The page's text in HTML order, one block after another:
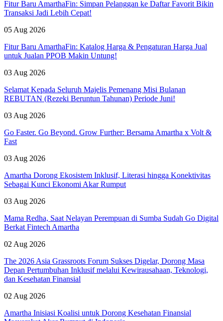
Fitur Baru AmarthaFin: Simpan Pelanggan ke Daftar Favorit Bikin
Transaksi Jadi Lebih Cepat!
05 Aug 2026
Fitur Baru AmarthaFin: Katalog Harga & Pengaturan Harga Jual
untuk Jualan PPOB Makin Untung!
03 Aug 2026
Selamat Kepada Seluruh Majelis Pemenang Misi Bulanan
REBUTAN (Rezeki Beruntun Tahunan) Periode Juni!
03 Aug 2026
Go Faster. Go Beyond. Grow Further: Bersama Amartha x Volt &
Fast
03 Aug 2026
Amartha Dorong Ekosistem Inklusif, Literasi hingga Konektivitas
Sebagai Kunci Ekonomi Akar Rumput
03 Aug 2026
Mama Redha, Saat Nelayan Perempuan di Sumba Sudah Go Digital
Berkat Fintech Amartha
02 Aug 2026
The 2026 Asia Grassroots Forum Sukses Digelar, Dorong Masa
Depan Pertumbuhan Inklusif melalui Kewirausahaan, Teknologi,
dan Kesehatan Finansial
02 Aug 2026
Amartha Inisiasi Koalisi untuk Dorong Kesehatan Finansial